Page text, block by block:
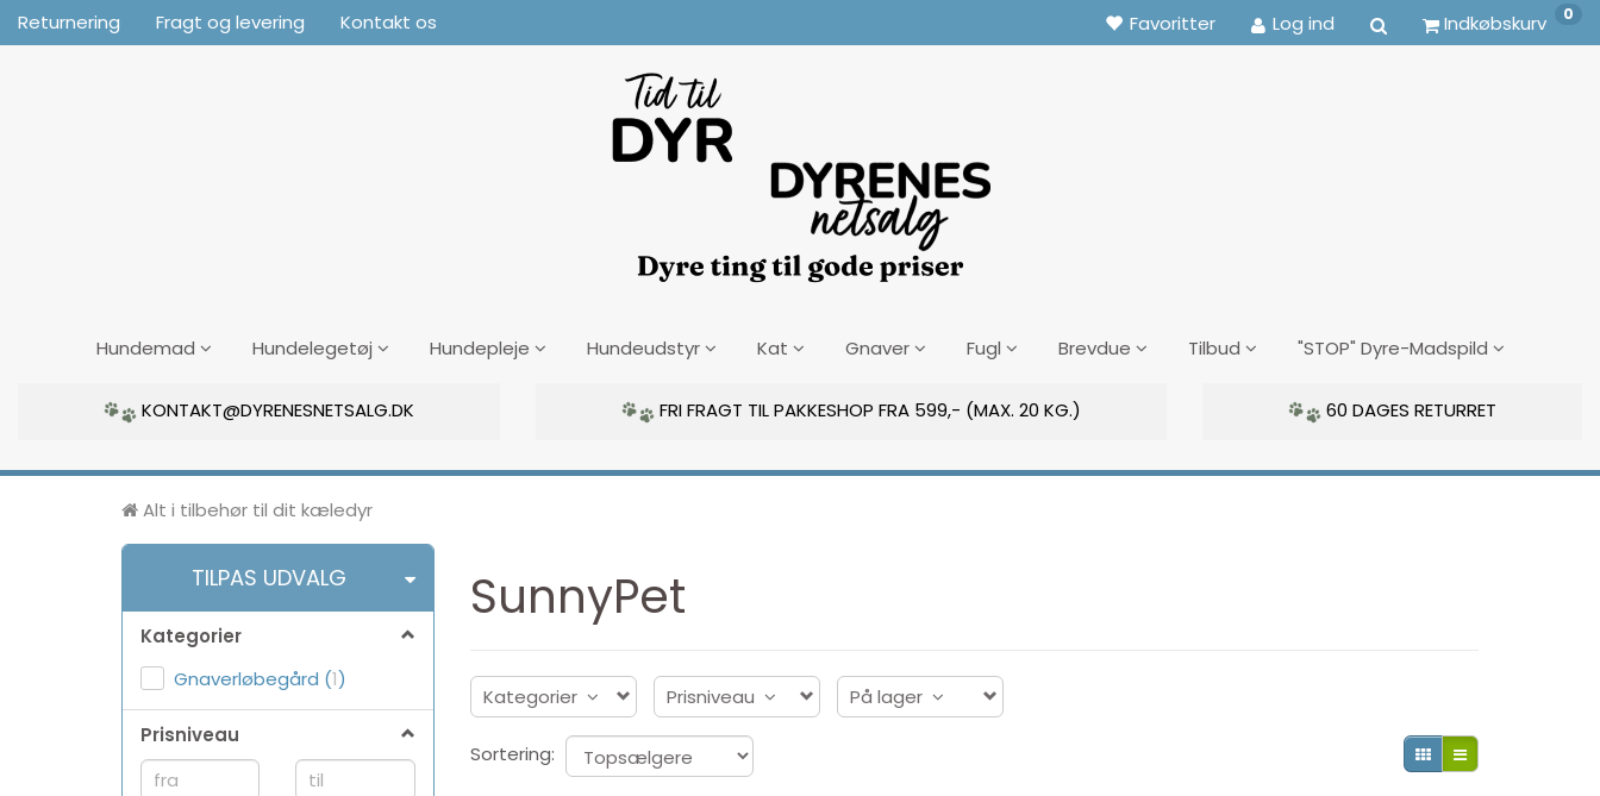
Returnering Fragt og levering Kontakt os Favoritter Log ind Indkøbskurv 0
Hundemad Hundelegetøj Hundepleje Hundeudstyr Kat Gnaver Fugl Brevdue Tilbud "STOP" Dyre-Madspild
KONTAKT@DYRENESNETSALG.DK FRI FRAGT TIL PAKKESHOP FRA 599,- (MAX. 20 KG.) 60 DAGES RETURRET
Alt i tilbehør til dit kæledyr
TILPAS UDVALG
Skifte
filter
Kategorier
Gnaverløbegård (1)
Prisniveau
SunnyPet
Kategorier Prisniveau På lager
Sortering: